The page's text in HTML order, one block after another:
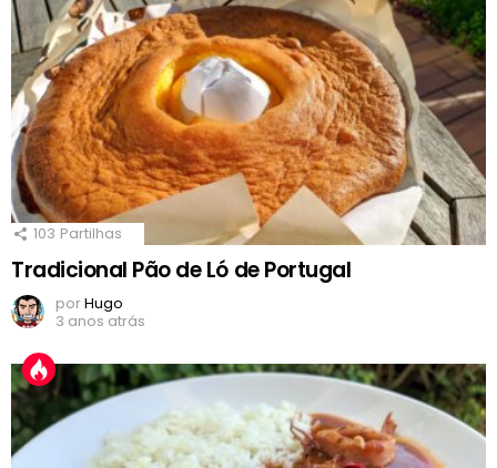
103 Partilhas
Tradicional Pão de Ló de Portugal
porHugo
3 anos atrás